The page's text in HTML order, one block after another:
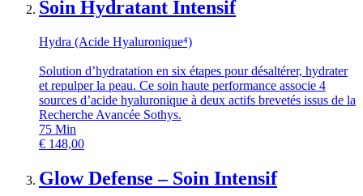
Soin Hydratant Intensif
Hydra (Acide Hyaluronique⁴)
Solution d’hydratation en six étapes pour désaltérer, hydrater
et repulper la peau. Ce soin haute performance associe 4
sources d’acide hyaluronique à deux actifs brevetés issus de la
Recherche Avancée Sothys.
75 Min
€ 148,00
Glow Defense – Soin Intensif